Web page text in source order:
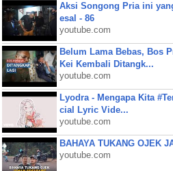
Aksi Songong Pria ini
esal - 86
youtube.com
Belum Lama Bebas, Bos
Kei Kembali Ditangk...
youtube.com
Lyodra - Mengapa Kita
cial Lyric Vide...
youtube.com
BAHAYA TUKANG OJEK
youtube.com